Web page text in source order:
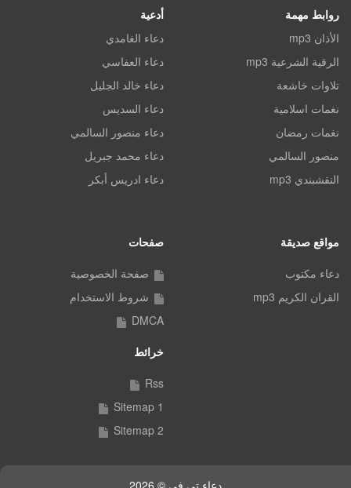
روابط مهمة
الأذان mp3
الرقية الشرعية mp3
تلاوات خاشعة
نغمات اسلامية
نغمات رمضان
منصور السالمي
النقشبندي mp3
أدعية
دعاء الغامدي
دعاء العفاسي
دعاء خالد الجليل
دعاء السديس
دعاء منصور السالمي
دعاء محمد جبريل
دعاء ادريس أبكر
مواقع صديقة
دعاء مكتوب
القران الكريم mp3
صفحات
صفحة الخصوصية
شروط الاستخدام
DMCA
خرائط
Rss
Sitemap 1
Sitemap 2